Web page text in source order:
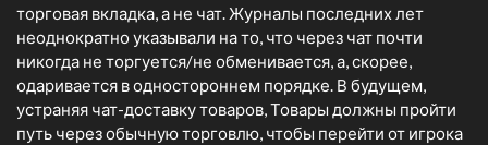
торговая вкладка, а не чат. Журналы последних лет
неоднократно указывали на то, что через чат почти
никогда не торгуется/не обменивается, а, скорее,
одаривается в одностороннем порядке. В будущем,
устраняя чат-доставку товаров, Товары должны пройти
путь через обычную торговлю, чтобы перейти от игрока